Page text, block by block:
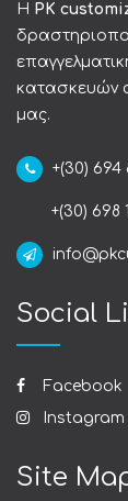
Η PK
κατασκευών
μας.
+(30) 694
+(30) 698
Social
Facebook
Instagram
Site